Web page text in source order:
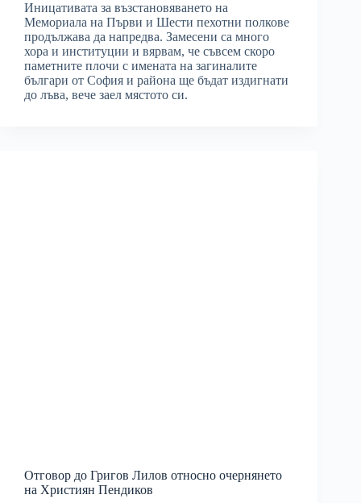
Иницативата за възстановяването на
Мемориала на Първи и Шести пехотни полкове
продължава да напредва. Замесени са много
хора и институции и вярвам, че съвсем скоро
паметните плочи с имената на загиналите
българи от София и района ще бъдат издигнати
до лъва, вече заел мястото си.
Отговор до Григов Лилов относно очернянето
на Християн Пендиков